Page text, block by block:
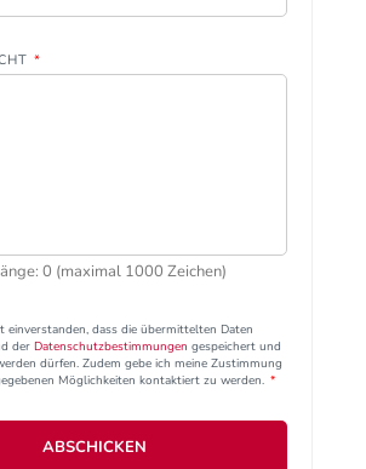
*
0 (maximal 1000 Zeichen)
einverstanden, dass die übermittelten Daten
der Datenschutzbestimmungen gespeichert und
dürfen. Zudem gebe ich meine Zustimmung
Möglichkeiten kontaktiert zu werden. *
ABSCHICKEN